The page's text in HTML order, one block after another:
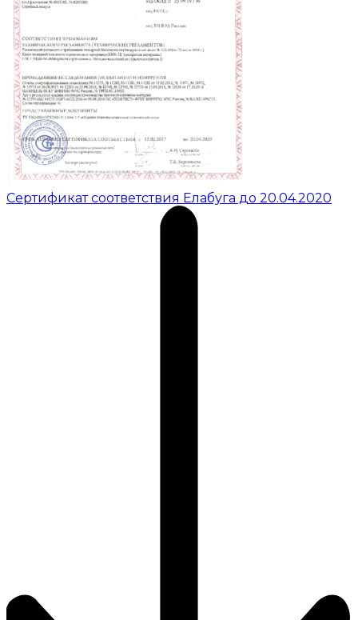
Сертификат соответствия Елабуга до 20.04.2020